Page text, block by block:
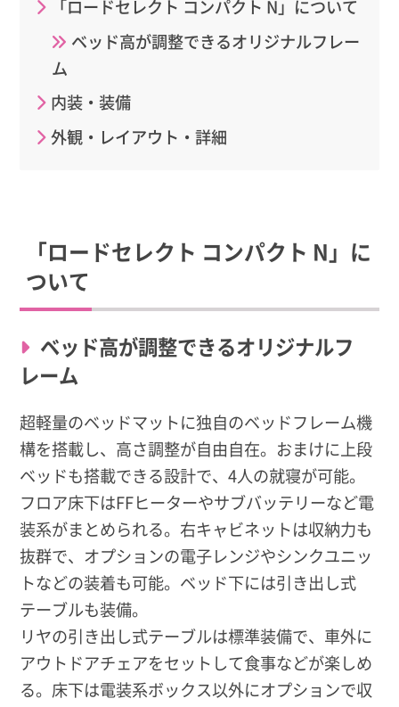
「ロードセレクト コンパクト N」について
ベッド高が調整できるオリジナルフレー
ム
内装・装備
外観・レイアウト・詳細
「ロードセレクト コンパクト N」に
ついて
ベッド高が調整できるオリジナルフ
レーム
超軽量のベッドマットに独自のベッドフレーム機
構を搭載し、高さ調整が自由自在。おまけに上段
ベッドも搭載できる設計で、4人の就寝が可能。
フロア床下はFFヒーターやサブバッテリーなど電
装系がまとめられる。右キャビネットは収納力も
抜群で、オプションの電子レンジやシンクユニッ
トなどの装着も可能。ベッド下には引き出し式
テーブルも装備。
リヤの引き出し式テーブルは標準装備で、車外に
アウトドアチェアをセットして食事などが楽しめ
る。床下は電装系ボックス以外にオプションで収